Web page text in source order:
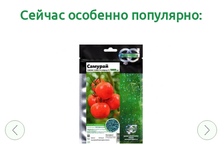
Сейчас особенно популярно: